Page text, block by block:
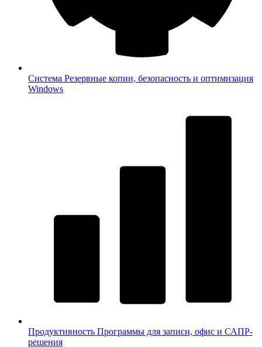
Система Резервные копии, безопасность и оптимизация
Windows
Продуктивность Программы для записи, офис и САПР-
решения